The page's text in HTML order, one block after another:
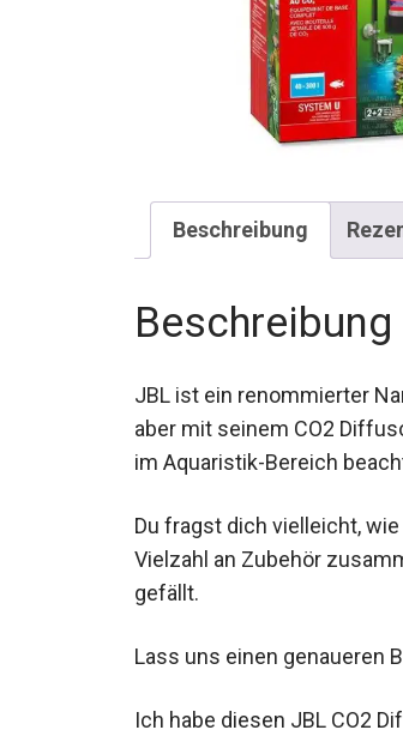
Beschreibung
Beschreibung
JBL ist ein renommierter
aber mit seinem CO2
im Aquaristik-Bereich
Du fragst dich vielleicht,
Vielzahl an Zubehör
gefällt.
Lass uns einen genaueren
Ich habe diesen JBL CO2